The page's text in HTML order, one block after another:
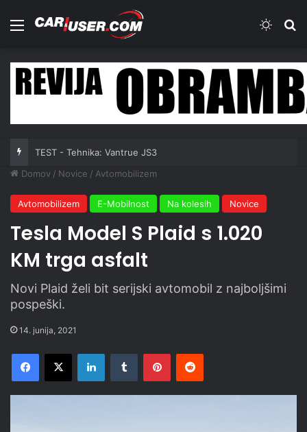
Meni
TEST - Tehnika: Vantrue JS3
Domov / Novice / Avtomobilizem
Avtomobilizem E-Mobilnost Na kolesih Novice
Tesla Model S Plaid s 1.020
KM trga asfalt
Novi Plaid želi bit serijski avtomobil z najboljšimi
pospeški.
14. junija, 2021
Facebook
X LinkedInTumblr PinterestReddit